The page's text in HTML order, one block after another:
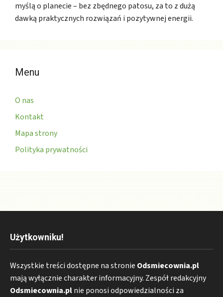
myślą o planecie – bez zbędnego patosu, za to z dużą
dawką praktycznych rozwiązań i pozytywnej energii.
Menu
O nas
Kontakt
Mapa strony
Polityka prywatności
Użytkowniku!
Wszystkie treści dostępne na stronie Odsmiecownia.pl
mają wyłącznie charakter informacyjny. Zespół redakcyjny
Odsmiecownia.plnie ponosi odpowiedzialności za